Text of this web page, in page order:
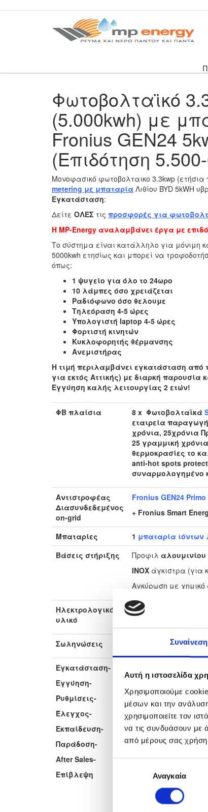
Συναίνεση
Αυτή η ιστοσελίδα
Χρησιμοποιούμε
μέσων και την
χρησιμοποιείτε τον
να τις συνδυάσουν με
από μέρους σας
συγκατάθεσηςΑναγκαία
Φωτοβολταϊκό
(5.000kwh) με
Fronius GEN24
(Επιδότηση
Μονοφασικό φωτοβολταικο 3.3kwp
metering με μπαταρία Λιθίου BYD 5kWH
Εγκατάσταση:
Δείτε ΟΛΕΣ τις προσφορές για
Η MP-Energy αναλαμβάνει έργα με
Το σύστημα είναι κατάλληλο για μόνιμη
5000kwh ετησίως και μπορεί να
όπως:
1 ψυγείο για όλο το 24ωρο
10 λάμπες όσο χρειάζεται
Ραδιόφωνο όσο θελουμε
Τηλεόραση 4-5 ώρες
Υπολογιστή laptop 4-5 ώρες
Φορτιστή κινητών
Κυκλοφορητής θέρμανσης
Ανεμιστήρας
Η τιμή περιλαμβάνει εγκατάσταση από
για εκτός Αττικής) με διαρκή
Εγγύηση καλής λειτουργίας 2 ετών!
ΦΒ πλαίσια 8 x Φωτοβολταϊκά
εταιρεία
χρόνια, 25χρόνια
25 γραμμική
θερμοκρασίες το
anti-hot spots
συναρμολογημένο
Αντιστροφέας
Διασυνδεδεμένος
on-grid
Fronius GEN24
+ Fronius Smart
Μπαταρίες 1 μπαταρία ιόντων
Βάσεις στήριξης
Προφιλ αλουμινίου
INOX άγκιστρα (για
Αγκύρωση με χημικό
Ηλεκτρολογικό
υλικό
Ασφάλειες DC
Σωληνώσεις Kouvidis Βαρέως
Εγκατάσταση-
Εγγύηση-
Ρυθμίσεις-
Έλεγχος-
Εκπαίδευση-
Παράδοση-
After Sales-
Επίβλεψη
Εγγύηση καλής
Προγραμματισμός
Έλεγχος on-site
Εκπαίδευση
Παράδοση έργου
Τηλεφωνική
Διαρκής